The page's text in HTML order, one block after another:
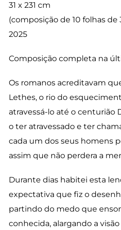
31 x 231 cm
(composição de 10 folhas de
2025
Composição completa na
Os romanos acreditavam
Lethes, o rio do
atravessá-lo até o centurião
o ter atravessado e ter
cada um dos seus homens
assim que não perdera a
Durante dias habitei esta
expectativa que fiz o
partindo do medo que
conhecida, alargando a